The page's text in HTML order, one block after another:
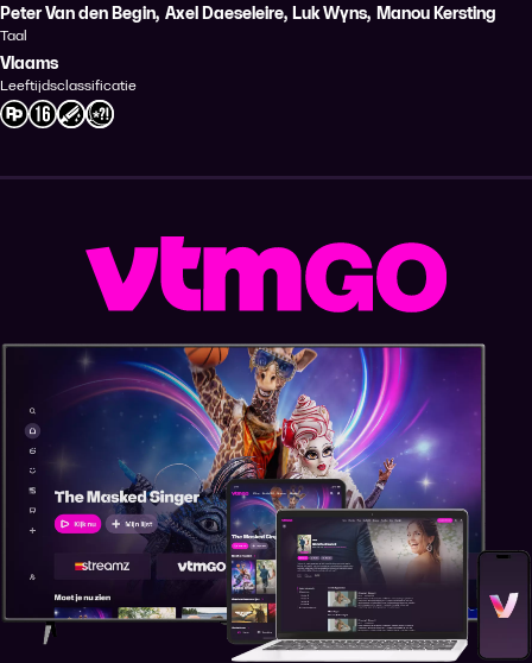
Peter Van den Begin, Axel Daeseleire, Luk Wyns, Manou Kersting
Taal
Vlaams
Leeftijdsclassificatie